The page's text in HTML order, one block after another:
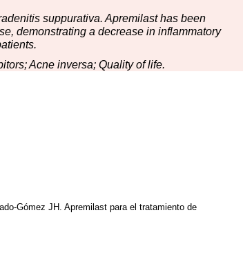
suppurativa. Apremilast has been
demonstrating a decrease in inflammatory
Acne inversa; Quality of life.
Gómez JH. Apremilast para el tratamiento de